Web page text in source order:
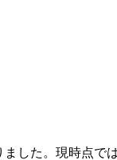
した。現時点